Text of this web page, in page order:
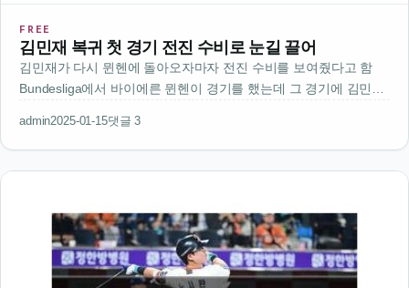
FREE
김민재 복귀 첫 경기 전진 수비로 눈길 끌어
김민재가 다시 뮌헨에 돌아오자마자 전진 수비를 보여줬다고 함
Bundesliga에서 바이에른 뮌헨이 경기를 했는데 그 경기에 김민재
국시간으로 오후 11시 30분이었음김민재는 이번 경기에서 전진 수
비라는 기술을 …
admin2025-01-15댓글 3